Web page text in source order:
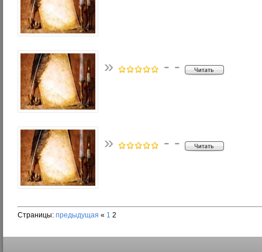
» - -
» - -
Страницы: предыдущая « 1 2